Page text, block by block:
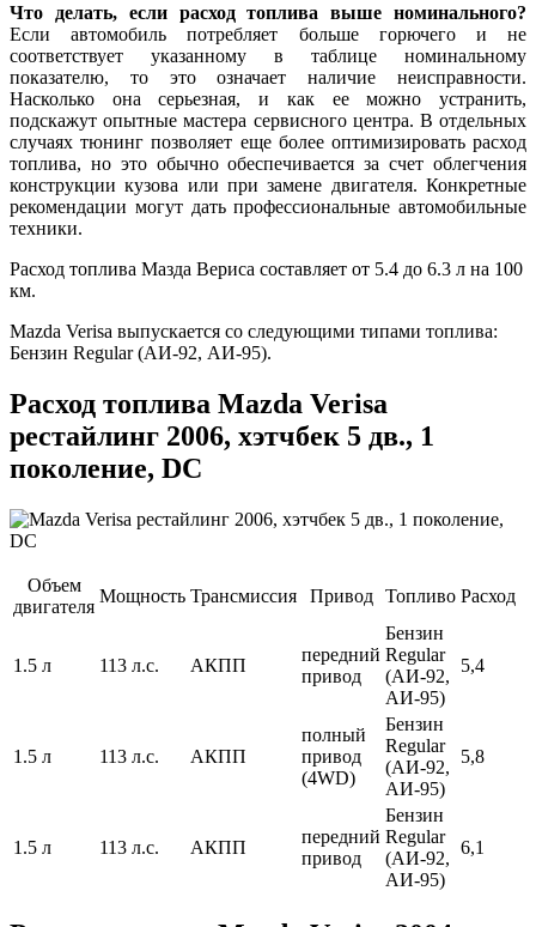
Что делать, если расход топлива выше номинального?
Если автомобиль потребляет больше горючего и не
соответствует указанному в таблице номинальному
показателю, то это означает наличие неисправности.
Насколько она серьезная, и как ее можно устранить,
подскажут опытные мастера сервисного центра. В отдельных
случаях тюнинг позволяет еще более оптимизировать расход
топлива, но это обычно обеспечивается за счет облегчения
конструкции кузова или при замене двигателя. Конкретные
рекомендации могут дать профессиональные автомобильные
техники.
Расход топлива Мазда Вериса составляет от 5.4 до 6.3 л на 100
км.
Mazda Verisa выпускается со следующими типами топлива:
Бензин Regular (АИ-92, АИ-95).
Расход топлива Mazda Verisa
рестайлинг 2006, хэтчбек 5 дв., 1
поколение, DC
Объем
двигателя
Мощность Трансмиссия Привод Топливо Расход
1.5 л 113 л.с. АКПП
передний
привод
Бензин
Regular
(АИ-92,
АИ-95)
5,4
1.5 л 113 л.с. АКПП
полный
привод
(4WD)
Бензин
Regular
(АИ-92,
АИ-95)
5,8
1.5 л 113 л.с. АКПП
передний
привод
Бензин
Regular
(АИ-92,
АИ-95)
6,1